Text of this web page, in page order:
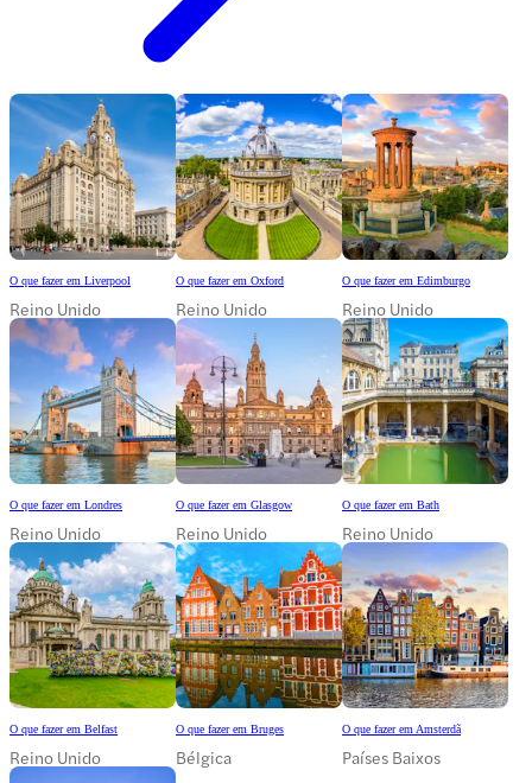
O que fazer em Liverpool
Reino Unido
O que fazer em Oxford
Reino Unido
O que fazer em Edimburgo
Reino Unido
O que fazer em Londres
Reino Unido
O que fazer em Glasgow
Reino Unido
O que fazer em Bath
Reino Unido
O que fazer em Belfast
Reino Unido
O que fazer em Bruges
Bélgica
O que fazer em Amsterdã
Países Baixos